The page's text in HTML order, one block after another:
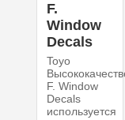
F.
Window
Decals
Toyo
F. Window
Decals
используется